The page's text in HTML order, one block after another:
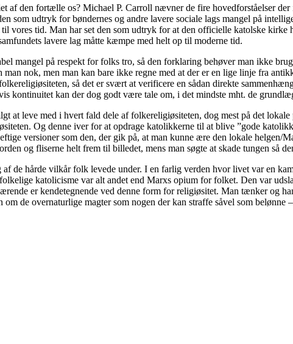
af den fortælle os? Michael P. Carroll nævner de fire hovedforståelser
som udtryk for bøndernes og andre lavere sociale lags mangel på
vores tid. Man har set den som udtryk for at den officielle katolske kirke
lavere lag måtte kæmpe med helt op til moderne tid.
mangel på respekt for folks tro, så den forklaring behøver man ikke
nok, men man kan bare ikke regne med at der er en lige linje fra
så det er svært at verificere en sådan direkte
kontinuitet kan der dog godt være tale om, i det mindste mht. de
at leve med i hvert fald dele af folkereligiøsiteten, dog mest på det
Og denne iver for at opdrage katolikkerne til at blive ”gode
versioner som den, der gik på, at man kunne ære den lokale helgen/
og fliserne helt frem til billedet, mens man søgte at skade tungen så
de hårde vilkår folk levede under. I en farlig verden hvor livet var en
katolicisme var alt andet end Marxs opium for folket. Den var
er kendetegnende ved denne form for religiøsitet. Man tænker og
de overnaturlige magter som nogen der kan straffe såvel som